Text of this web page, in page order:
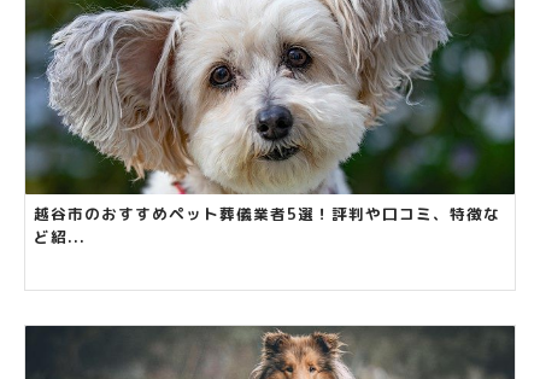
越谷市のおすすめペット葬儀業者5選！評判や口コミ、特徴な
ど紹...